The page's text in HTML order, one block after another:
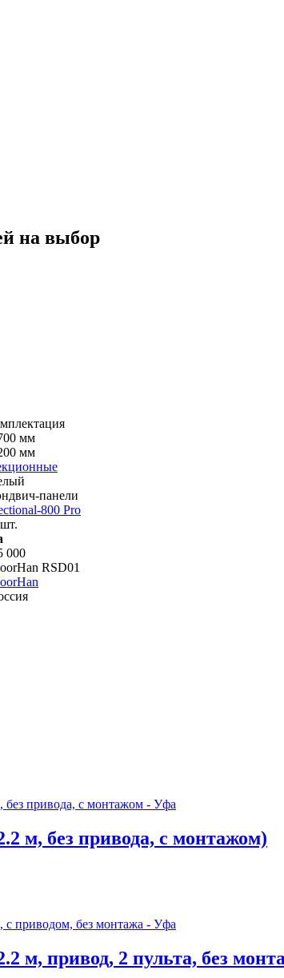
на выбор
мм
мм
панели
800 Pro
шт.
000
RSD01
м, без привода, с монтажом)
м, привод, 2 пульта, без